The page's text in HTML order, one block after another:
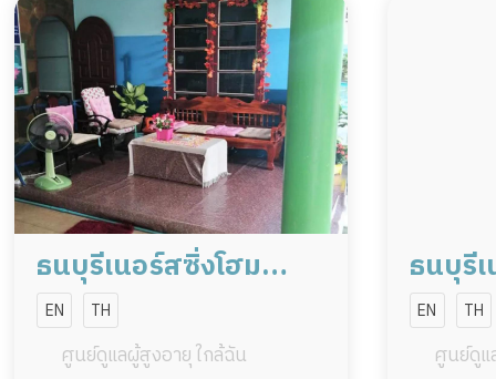
ธนบุรีเนอร์สซิ่งโฮม
สาขาหมู่บ้านเศรษฐกิจ
22-20
EN TH
ศูนย์ดูแลผู้สูงอายุ ใกล้ฉัน
ธนบุรี
สาขา
ซอย
EN TH
ศูนย์ดูแ